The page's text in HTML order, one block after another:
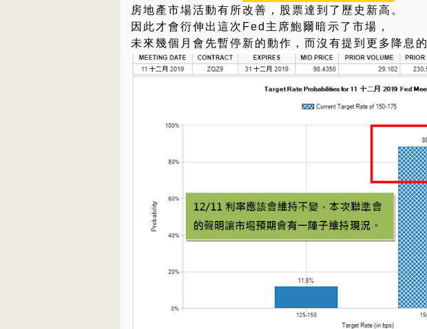
房地產市場活動有所改善，股票達到了歷史新高。
因此才會衍伸出這次Fed主席鮑爾暗示了市場，
未來幾個月會先暫停新的動作，而沒有提到更多降息的